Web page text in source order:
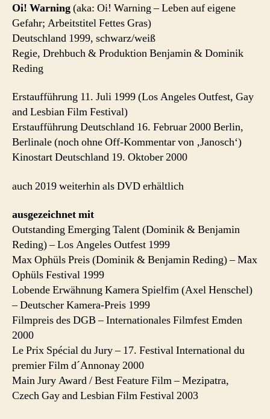
Oi! Warning(aka: Oi! Warning – Leben auf eigene
Gefahr; Arbeitstitel Fettes Gras)
Deutschland 1999, schwarz/weiß
Regie, Drehbuch & Produktion Benjamin & Dominik
Reding
Erstaufführung 11. Juli 1999 (Los Angeles Outfest, Gay
and Lesbian Film Festival)
Erstaufführung Deutschland 16. Februar 2000 Berlin,
Berlinale (noch ohne Off-Kommentar von ‚Janosch‘)
Kinostart Deutschland 19. Oktober 2000
auch 2019 weiterhin als DVD erhältlich
ausgezeichnet mit
Outstanding Emerging Talent (Dominik & Benjamin
Reding) – Los Angeles Outfest 1999
Max Ophüls Preis (Dominik & Benjamin Reding) – Max
Ophüls Festival 1999
Lobende Erwähnung Kamera Spielfim (Axel Henschel)
– Deutscher Kamera-Preis 1999
Filmpreis des DGB – Internationales Filmfest Emden
2000
Le Prix Spécial du Jury – 17. Festival International du
premier Film d´Annonay 2000
Main Jury Award / Best Feature Film – Mezipatra,
Czech Gay and Lesbian Film Festival 2003